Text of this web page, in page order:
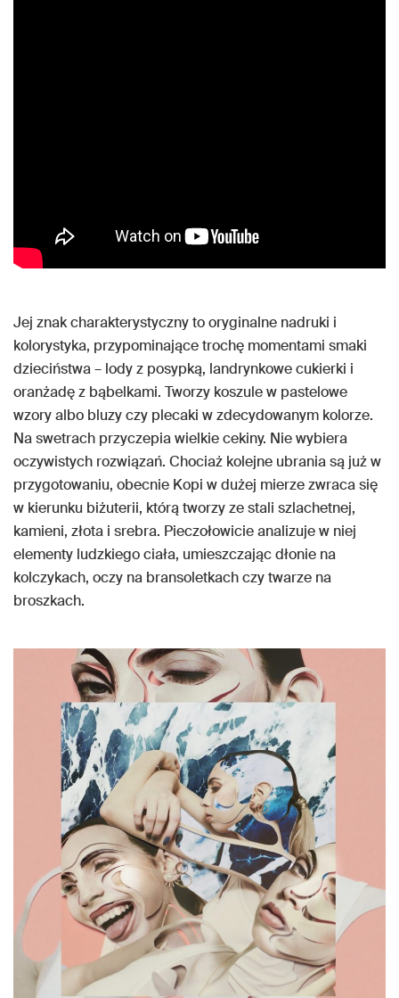
Jej znak charakterystyczny to oryginalne nadruki i
kolorystyka, przypominające trochę momentami smaki
dzieciństwa – lody z posypką, landrynkowe cukierki i
oranżadę z bąbelkami. Tworzy koszule w pastelowe
wzory albo bluzy czy plecaki w zdecydowanym kolorze.
Na swetrach przyczepia wielkie cekiny. Nie wybiera
oczywistych rozwiązań. Chociaż kolejne ubrania są już w
przygotowaniu, obecnie Kopi w dużej mierze zwraca się
w kierunku biżuterii, którą tworzy ze stali szlachetnej,
kamieni, złota i srebra. Pieczołowicie analizuje w niej
elementy ludzkiego ciała, umieszczając dłonie na
kolczykach, oczy na bransoletkach czy twarze na
broszkach.